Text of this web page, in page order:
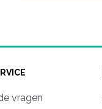
vragen